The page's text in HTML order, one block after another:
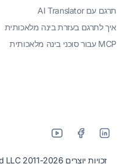
תרגם עם AI Translator
איך לתרגם בעזרת בינה מלאכותית
MCP עבור סוכני בינה מלאכותית
זכויות יוצרים 2011-2026 Translation Cloud LLC, כל הזכויות שמורות.